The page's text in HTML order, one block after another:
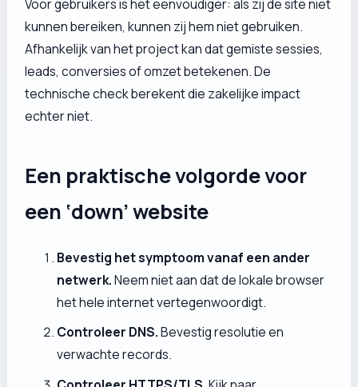
Voor gebruikers is het eenvoudiger: als zij de site niet
kunnen bereiken, kunnen zij hem niet gebruiken.
Afhankelijk van het project kan dat gemiste sessies,
leads, conversies of omzet betekenen. De
technische check berekent die zakelijke impact
echter niet.
Een praktische volgorde voor
een ‘down’ website
Bevestig het symptoom vanaf een ander
netwerk.Neem niet aan dat de lokale browser
het hele internet vertegenwoordigt.
Controleer DNS.Bevestig resolutie en
verwachte records.